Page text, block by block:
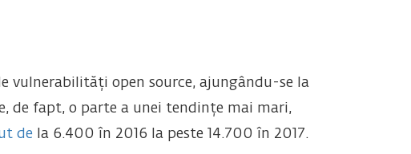
vulnerabilități open source, ajungându-se la
de fapt, o parte a unei tendințe mai mari,
dela 6.400 în 2016 la peste 14.700 în 2017.